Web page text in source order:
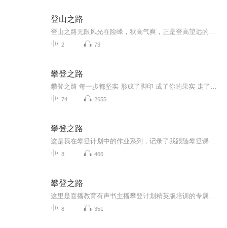
登山之路
2 73
攀登之路
74 2655
攀登之路
8 466
攀登之路
8 351